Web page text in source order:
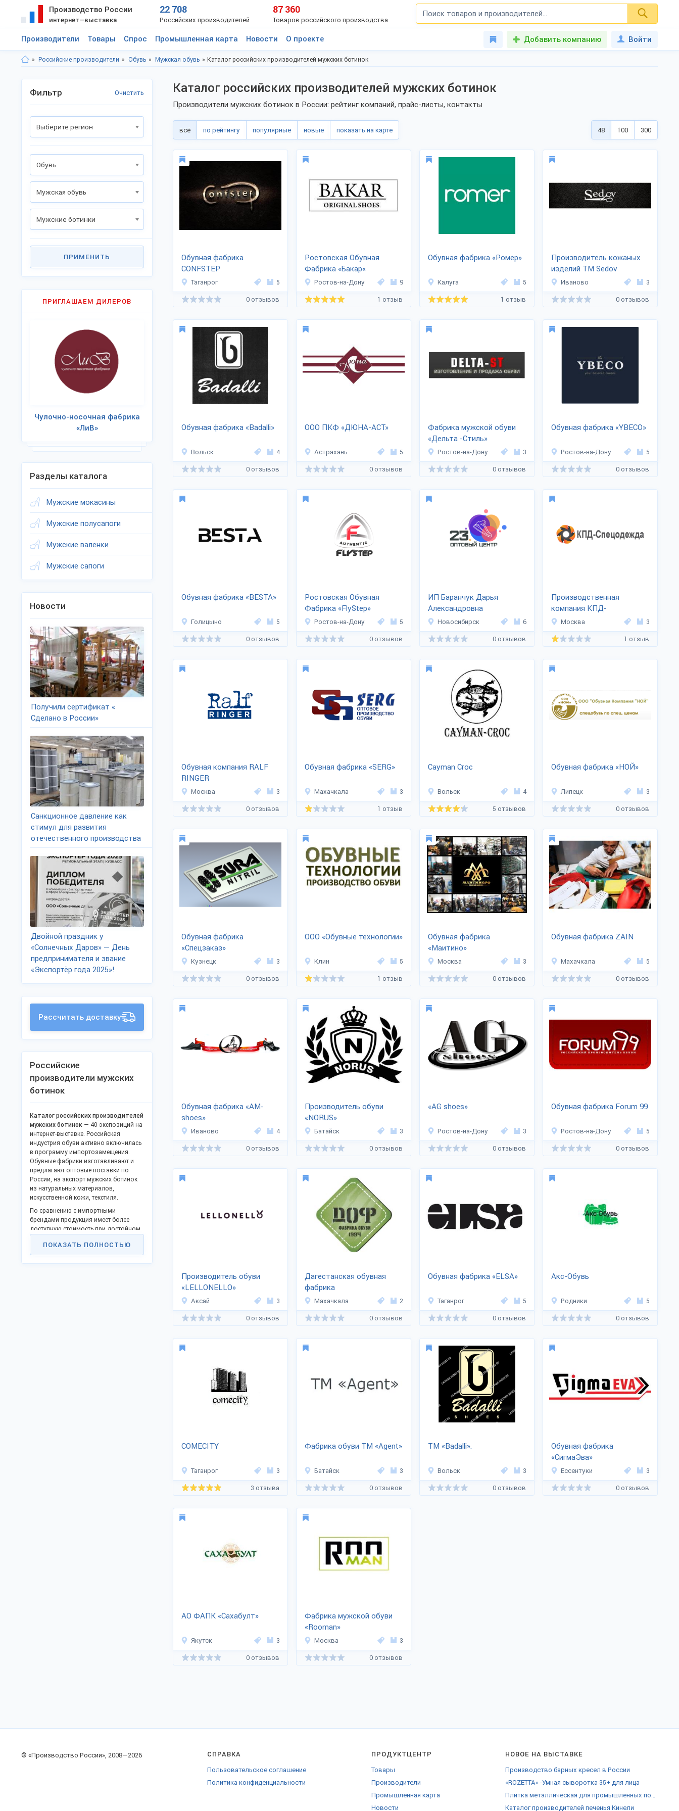
Производство России
интернет—выставка
22 708
Российских производителей
87 360
Товаров российского производства
Производители Товары Спрос Промышленная карта Новости О проекте Добавить компанию Войти
Российские производители Обувь Мужская обувь Каталог российских производителей мужских ботинок
Каталог российских производителей мужских ботинок
Производители мужских ботинок в России: рейтинг компаний, прайс-листы, контакты
всё по рейтингу популярные новые показать на карте 48 100 300
Обувная фабрика
CONFSTEP
Таганрог 5
0 отзывов
Ростовская Обувная
Фабрика «Бакар«
Ростов-на-Дону 9
1 отзыв
Обувная фабрика «Ромер»
Калуга 5
1 отзыв
Производитель кожаных
изделий ТМ Sedov
Иваново 3
0 отзывов
Обувная фабрика «Badalli»
Вольск 4
0 отзывов
ООО ПКФ «ДЮНА-АСТ»
Астрахань 5
0 отзывов
Фабрика мужской обуви
«Дельта -Стиль»
Ростов-на-Дону 3
0 отзывов
Обувная фабрика «YBECO»
Ростов-на-Дону 5
0 отзывов
Обувная фабрика «BESTA»
Голицыно 5
0 отзывов
Ростовская Обувная
Фабрика «FlyStep»
Ростов-на-Дону 5
0 отзывов
ИП Баранчук Дарья
Александровна
Новосибирск 6
0 отзывов
Производственная
компания КПД-
спецодежда
Москва 3
1 отзыв
Обувная компания RALF
RINGER
Москва 3
0 отзывов
Обувная фабрика «SERG»
Махачкала 3
1 отзыв
Cayman Croc
Вольск 4
5 отзывов
Обувная фабрика «НОЙ»
Липецк 3
0 отзывов
Обувная фабрика
«Спецзаказ»
Кузнецк 3
0 отзывов
ООО «Обувные технологии»
Клин 5
1 отзыв
Обувная фабрика
«Маитино»
Москва 3
0 отзывов
Обувная фабрика ZAIN
Махачкала 5
0 отзывов
Обувная фабрика «AM-
shoes»
Иваново 4
0 отзывов
Производитель обуви
«NORUS»
Батайск 3
0 отзывов
«AG shoes»
Ростов-на-Дону 3
0 отзывов
Обувная фабрика Forum 99
Ростов-на-Дону 5
0 отзывов
Производитель обуви
«LELLONELLO»
Аксай 3
0 отзывов
Дагестанская обувная
фабрика
Махачкала 2
0 отзывов
Обувная фабрика «ELSA»
Таганрог 5
0 отзывов
Акс-Обувь
Родники 5
0 отзывов
COMECITY
Таганрог 3
3 отзыва
Фабрика обуви ТМ «Agent»
Батайск 3
0 отзывов
ТМ «Badalli».
Вольск 3
0 отзывов
Обувная фабрика
«СигмаЭва»
Ессентуки 3
0 отзывов
АО ФАПК «Сахабулт»
Якутск 3
0 отзывов
Фабрика мужской обуви
«Rooman»
Москва 3
0 отзывов
Фильтр Очистить
Выберите регион
Обувь
Мужская обувь
Мужские ботинки
ПРИМЕНИТЬ
ПРИГЛАШАЕМ ДИЛЕРОВ
Чулочно-носочная фабрика
«ЛиВ»
Разделы каталога
Мужские мокасины
Мужские полусапоги
Мужские валенки
Мужские сапоги
Новости
Получили сертификат «
Сделано в России»
Санкционное давление как
стимул для развития
отечественного производства
Двойной праздник у
«Солнечных Даров» — День
предпринимателя и звание
«Экспортёр года 2025»!
Рассчитать доставку
Российские
производители мужских
ботинок
Каталог российских производителей
мужских ботинок — 40 экспозиций на
интернет-выставке. Российская
индустрия обуви активно включилась
в программу импортозамещения.
Обувные фабрики изготавливают и
предлагают оптовые поставки по
России, на экспорт мужских ботинок
из натуральных материалов,
искусственной кожи, текстиля.
По сравнению с импортными
брендами продукция имеет более
доступную стоимость при достойном
изготавливают из искусственной и
натуральной кожи, замши,
обеспечивающих долговечность
ПОКАЗАТЬ ПОЛНОСТЬЮ
© «Производство России», 2008—2026 СПРАВКА
Пользовательское соглашение
Политика конфиденциальности
ПРОДУКТЦЕНТР
Товары
Производители
Промышленная карта
Новости
НОВОЕ НА ВЫСТАВКЕ
Производство барных кресел в России
«ROZETTA» -Умная сыворотка 35+ для лица
Плитка металлическая для промышленных полов
Каталог производителей печенья Кинели